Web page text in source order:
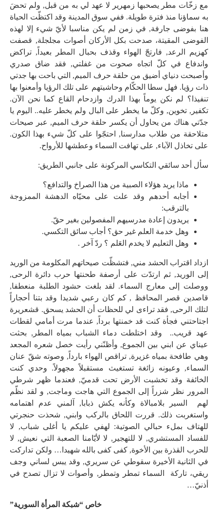
مع زخّات مطر يصحبها زمهرير لا عهد لي به من قبل, ولم تحضَ
به سماؤنا منذ فترة طويلة. ففي سوق المدينة وقد اكتظّت الحياة
هنا بفوضى جارفة, في زمن لم يكن مناسبا لأيّ شيء إلا لهذه
الفوضى المقيتة، صدحت بكل الأركان أصوات مجلجلة, قصفت
كهزيم الرعد, فارتجّ الهواء وقذف بحبال المطر بعيداً, تراكض
واندفاع في كلّ اتجاه صحوت من غفلتي, فقد ضاق صدري
وأصبحت دنياي أضيق من حلقة حرف الميم, التي باحت بها جدتي
ذات رؤيا. فهل سطا الحكّام وحاشيتهم على تلك الرؤيا وأمعنوا بها
تنفيذا؟ لم نكن يوماً بهذا الدرك وازدحام القاع كما نحن الآن.
تكفير, تخوين, وكلّ ما يخطر على البال ولم يخطر عليه.. اليوم يا
جدّتي هناك من يحاول أن يكسر حلقة حرف الميم, عبر صيحات
متلاحقة من طلاب مدارسنا, احتجّوا على كلّ شيء بهذا الكون.
على تخاذل الآباء, على تهافت السماء وعطشها للأرواح.
سأل أحد سائقي التكاسي المركونة على جانبي الطريق:
ماذا يريد هؤلاء الصبية من هذا الصراخ والتدافع؟
أجابه أحدهم وقد علت على محيّاه الدهشة الممزوجة
بالترقب:
يريدون إعادة مدرسيهم المفصولين بغير حقّ.
وهل خدمة العلم غير حق؟ أجاب سائق التكسي.
وهل التعليم لا يخدم العَلم ؟ ردّ آخر .
ازداد اقتراب الحشد مني, فتشظّت صيحاتهم المكلومة من الوريد
إلى الوريد, ثم ارتدّت على أرصفة طحنتها حرب دائرة الرحى,
ووصلت إلى معارج السماء. لقد بلغت حشود الطلبة منعطفا,
قاصدين قصر المحافظ , كم كان رعبي شديدا وقد بتنا أحجاراً
لتلك الرحى, فقد تراءى لي للحظات أن الحشد يسحق. قشعريرة
اجتاحتني فجأة كنت قد خمنتها برداً, عندما مرت أمامي لقطات
عهد قريب.. وقد اختلطت دماء الشباب بمياه المطر, بحثت
عيناي عن ابني بين الجموع, وأظنّني رأيت خصل شعره المجعد
وهي طافحة بمياه غزيرة, تراقص الهواء بارداً, وصوته شقّ عنان
السماء, وعيونه زائغة تستغيث مستقبلاً مجهولاً. وحدي كنت
الخائفة وقد تخشبت الأرض تحت قدميّ, فعندما ظهر شرطي
المرور نظر شزراً إلى الجموع التي هاجت وماجت, و لقد نظّم
لهم السير بلامبالاة وكأنه يكش ذبابا, آلمني عدم اهتمامه
واستغربت ذلك. قررت اللحاق بالركب وابني, شحذت حنجرتي
للهتاف بملء حبالي الصوتية: لهفي عليكم يا أغلى شباب, لا
للفساد المستشري, لا للتهجير, لا لأيّامنا الصعبة التي نعيش, لا
للحرب القذرة بين الأخوة, كفى كفى بالله شهيدا… ولكن تداركت
في الثانية الأخيرة سقوطي عن سريري, وقد يبس لساني وجف
ريقي، تاركة السماء تمطر وتمطر, وأصوات لا تزال تصدح في
أذنيّ…
خاص “شبكة المرأة السورية”